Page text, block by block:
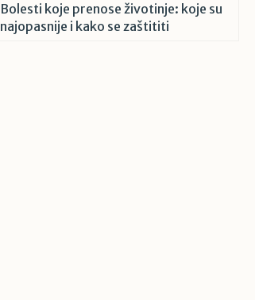
Bolesti koje prenose životinje: koje su
najopasnije i kako se zaštititi